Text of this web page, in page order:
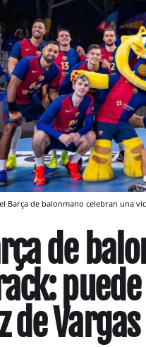
Barça de balonmano celebran una
de
de